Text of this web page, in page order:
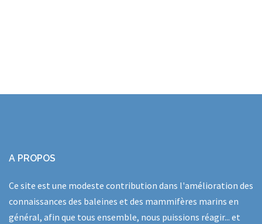
A PROPOS
Ce site est une modeste contribution dans l'amélioration des
connaissances des baleines et des mammifères marins en
général, afin que tous ensemble, nous puissions réagir... et